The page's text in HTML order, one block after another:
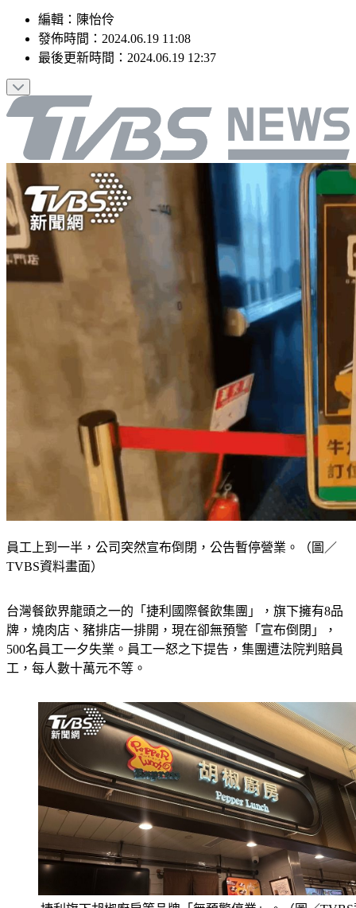
發佈時間：2024.06.19 11:08
最後更新時間：2024.06.19 12:37
TVBS資料畫面）
牌，燒肉店、豬排店一排開，現在卻無預警「宣布倒閉」，
500名員工一夕失業。員工一怒之下提告，集團遭法院判賠員
工，每人數十萬元不等。
捷利旗下胡椒廚房等品牌「無預警停業」。（圖／